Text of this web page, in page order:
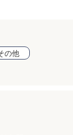
の他